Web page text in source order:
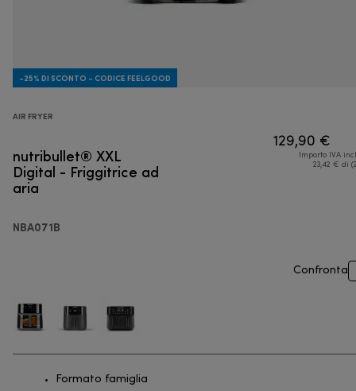
-25% DI SCONTO - CODICE FEELGOOD
AIR FRYER
nutribullet® XXL
Digital - Friggitrice ad
aria
NBA071B
129,90 €
Importo IVA
23,42 € di
Confronta
Formato famiglia